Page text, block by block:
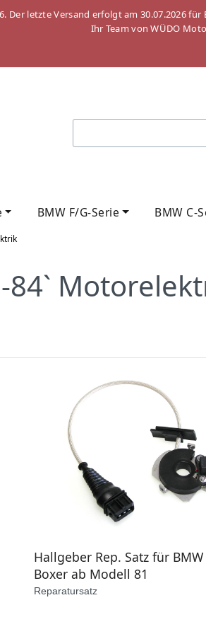
Der letzte Versand erfolgt am 30.07.2026
Ihr Team von WÜDO
BMW F/G-Serie BMW C-
84`
Hallgeber Rep. Satz für BMW
Boxer ab Modell 81
Reparatursatz